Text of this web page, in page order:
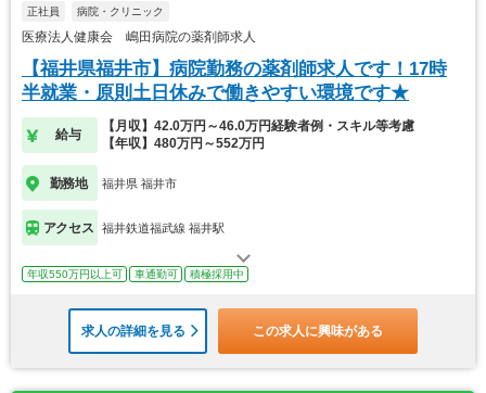
正社員 病院・クリニック
医療法人健康会 嶋田病院の薬剤師求人
【福井県福井市】病院勤務の薬剤師求人です！17時
半就業・原則土日休みで働きやすい環境です★
給与
【月収】42.0万円～46.0万円経験者例・スキル等考慮
【年収】480万円～552万円
勤務地 福井県 福井市
アクセス 福井鉄道福武線 福井駅
年収550万円以上可 車通勤可 積極採用中
求人の詳細を見る この求人に興味がある